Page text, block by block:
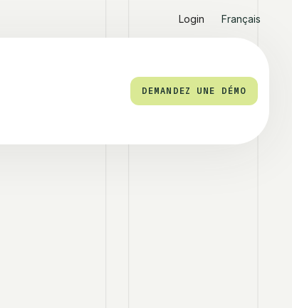
Login Français
DEMANDEZ UNE DÉMO